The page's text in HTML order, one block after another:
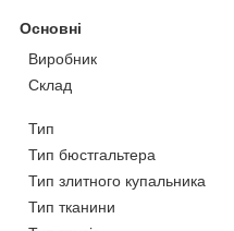
Основні
Виробник
Склад
Тип
Тип бюстгальтера
Тип злитного купальника
Тип тканини